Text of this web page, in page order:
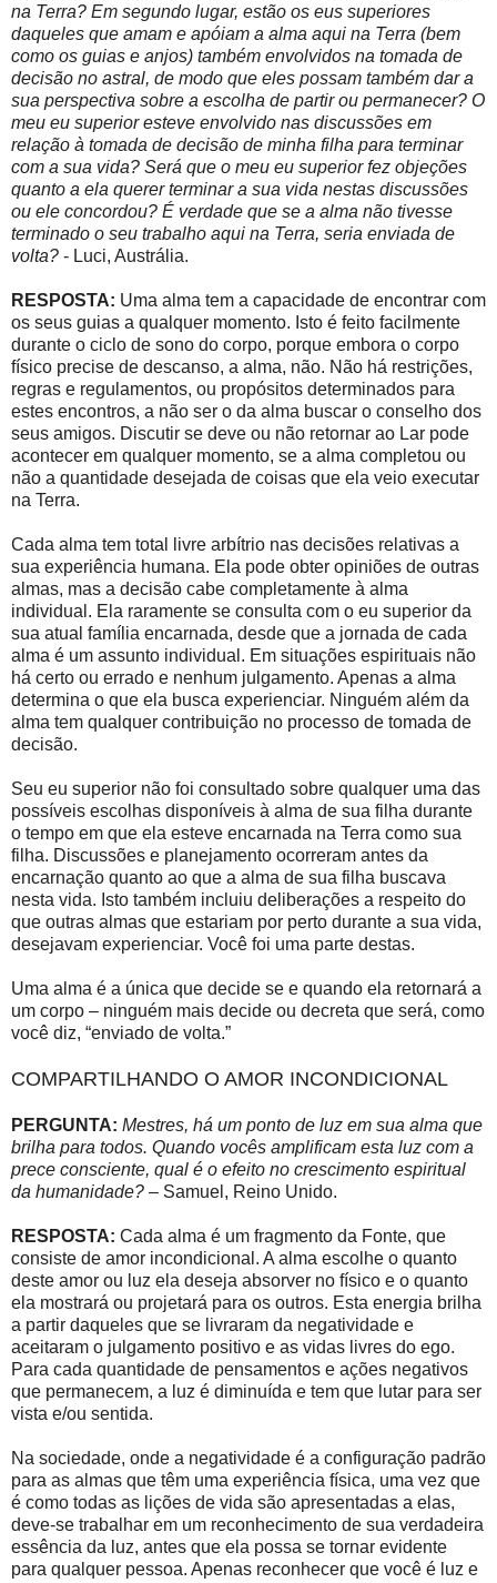
na Terra? Em segundo lugar, estão os eus superiores
daqueles que amam e apóiam a alma aqui na Terra (bem
como os guias e anjos) também envolvidos na tomada de
decisão no astral, de modo que eles possam também dar a
sua perspectiva sobre a escolha de partir ou permanecer? O
meu eu superior esteve envolvido nas discussões em
relação à tomada de decisão de minha filha para terminar
com a sua vida? Será que o meu eu superior fez objeções
quanto a ela querer terminar a sua vida nestas discussões
ou ele concordou? É verdade que se a alma não tivesse
terminado o seu trabalho aqui na Terra, seria enviada de
volta? - Luci, Austrália.
RESPOSTA: Uma alma tem a capacidade de encontrar com
os seus guias a qualquer momento. Isto é feito facilmente
durante o ciclo de sono do corpo, porque embora o corpo
físico precise de descanso, a alma, não. Não há restrições,
regras e regulamentos, ou propósitos determinados para
estes encontros, a não ser o da alma buscar o conselho dos
seus amigos. Discutir se deve ou não retornar ao Lar pode
acontecer em qualquer momento, se a alma completou ou
não a quantidade desejada de coisas que ela veio executar
na Terra.
Cada alma tem total livre arbítrio nas decisões relativas a
sua experiência humana. Ela pode obter opiniões de outras
almas, mas a decisão cabe completamente à alma
individual. Ela raramente se consulta com o eu superior da
sua atual família encarnada, desde que a jornada de cada
alma é um assunto individual. Em situações espirituais não
há certo ou errado e nenhum julgamento. Apenas a alma
determina o que ela busca experienciar. Ninguém além da
alma tem qualquer contribuição no processo de tomada de
decisão.
Seu eu superior não foi consultado sobre qualquer uma das
possíveis escolhas disponíveis à alma de sua filha durante
o tempo em que ela esteve encarnada na Terra como sua
filha. Discussões e planejamento ocorreram antes da
encarnação quanto ao que a alma de sua filha buscava
nesta vida. Isto também incluiu deliberações a respeito do
que outras almas que estariam por perto durante a sua vida,
desejavam experienciar. Você foi uma parte destas.
Uma alma é a única que decide se e quando ela retornará a
um corpo – ninguém mais decide ou decreta que será, como
você diz, “enviado de volta.”
COMPARTILHANDO O AMOR INCONDICIONAL
PERGUNTA: Mestres, há um ponto de luz em sua alma que
brilha para todos. Quando vocês amplificam esta luz com a
prece consciente, qual é o efeito no crescimento espiritual
da humanidade? – Samuel, Reino Unido.
RESPOSTA: Cada alma é um fragmento da Fonte, que
consiste de amor incondicional. A alma escolhe o quanto
deste amor ou luz ela deseja absorver no físico e o quanto
ela mostrará ou projetará para os outros. Esta energia brilha
a partir daqueles que se livraram da negatividade e
aceitaram o julgamento positivo e as vidas livres do ego.
Para cada quantidade de pensamentos e ações negativos
que permanecem, a luz é diminuída e tem que lutar para ser
vista e/ou sentida.
Na sociedade, onde a negatividade é a configuração padrão
para as almas que têm uma experiência física, uma vez que
é como todas as lições de vida são apresentadas a elas,
deve-se trabalhar em um reconhecimento de sua verdadeira
essência da luz, antes que ela possa se tornar evidente
para qualquer pessoa. Apenas reconhecer que você é luz e